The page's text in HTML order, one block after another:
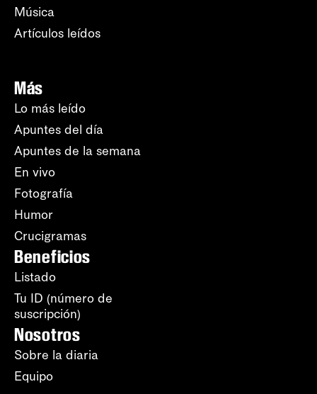
Música
Artículos leídos
Más
Lo más leído
Apuntes del día
Apuntes de la semana
En vivo
Fotografía
Humor
Crucigramas
Beneficios
Listado
Tu ID (número de
suscripción)
Nosotros
Sobre la diaria
Equipo